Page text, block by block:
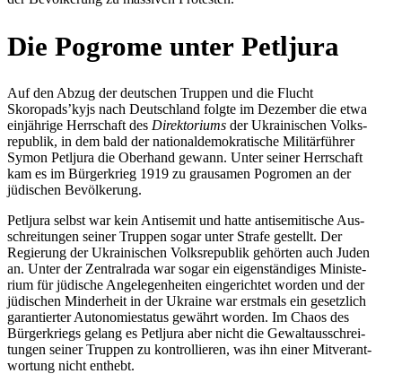
Die Pogrome unter Petljura
Auf den Abzug der deut­schen Truppen und die Flucht
Skoropads’kyjs nach Deutsch­land folgte im Dezem­ber die etwa
ein­jäh­rige Herr­schaft des Direk­to­ri­ums der Ukrai­ni­schen Volks­
re­pu­blik, in dem bald der natio­nal­de­mo­kra­ti­sche Mili­tär­füh­rer
Symon Petl­jura die Ober­hand gewann. Unter seiner Herr­schaft
kam es im Bür­ger­krieg 1919 zu grau­sa­men Pogro­men an der
jüdi­schen Bevölkerung.
Petl­jura selbst war kein Anti­se­mit und hatte anti­se­mi­ti­sche Aus­
schrei­tun­gen seiner Truppen sogar unter Strafe gestellt. Der
Regie­rung der Ukrai­ni­schen Volks­re­pu­blik gehör­ten auch Juden
an. Unter der Zen­tral­rada war sogar ein eigen­stän­di­ges Minis­te­
rium für jüdi­sche Ange­le­gen­hei­ten ein­ge­rich­tet worden und der
jüdi­schen Min­der­heit in der Ukraine war erst­mals ein gesetz­lich
garan­tier­ter Auto­no­mie­sta­tus gewährt worden. Im Chaos des
Bür­ger­kriegs gelang es Petl­jura aber nicht die Gewalt­aus­schrei­
tun­gen seiner Truppen zu kon­trol­lie­ren, was ihn einer Mit­ver­ant­
wor­tung nicht enthebt.